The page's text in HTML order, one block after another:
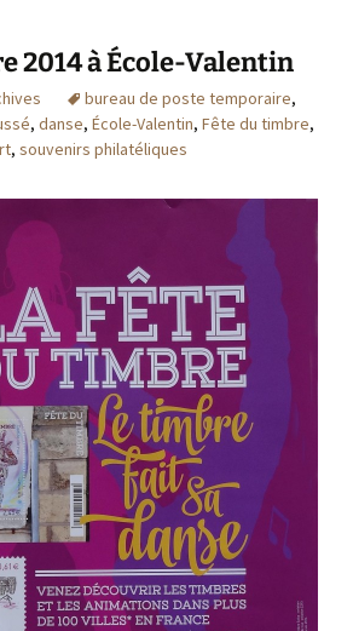
2014 à École-Valentin
bureau de poste temporaire,
, danse, École-Valentin, Fête du timbre,
, souvenirs philatéliques